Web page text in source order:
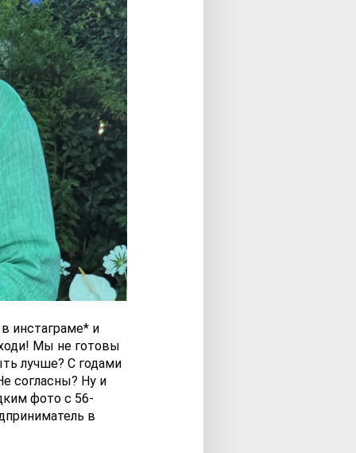
инстаграме* и
Мы не готовы
лучше? С годами
согласны? Ну и
фото с 56-
в